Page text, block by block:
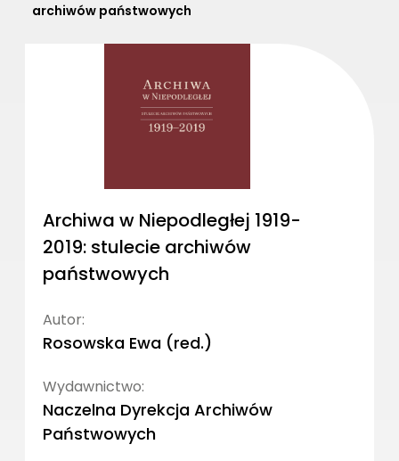
archiwów państwowych
Archiwa w Niepodległej 1919-
2019: stulecie archiwów
państwowych
Autor:
Rosowska Ewa (red.)
Wydawnictwo:
Naczelna Dyrekcja Archiwów
Państwowych